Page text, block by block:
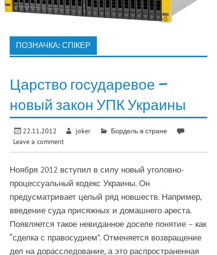
ПОЗНАЧКА: СПІКЕР
Царство государевое –
новый закон УПК Украины
22.11.2012 joker
Бордель в стране
Leave a comment
Ноября 2012 вступил в силу новый уголовно-
процессуальный кодекс Украины. Он
предусматривает целый ряд новшеств. Например,
введение суда присяжных и домашнего ареста.
Появляется такое невиданное доселе понятие – как
“сделка с правосудием”. Отменяется возвращение
дел на дорасследование, а это распространенная